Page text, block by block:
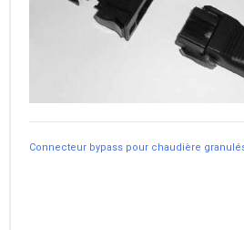
Connecteur bypass pour chaudière